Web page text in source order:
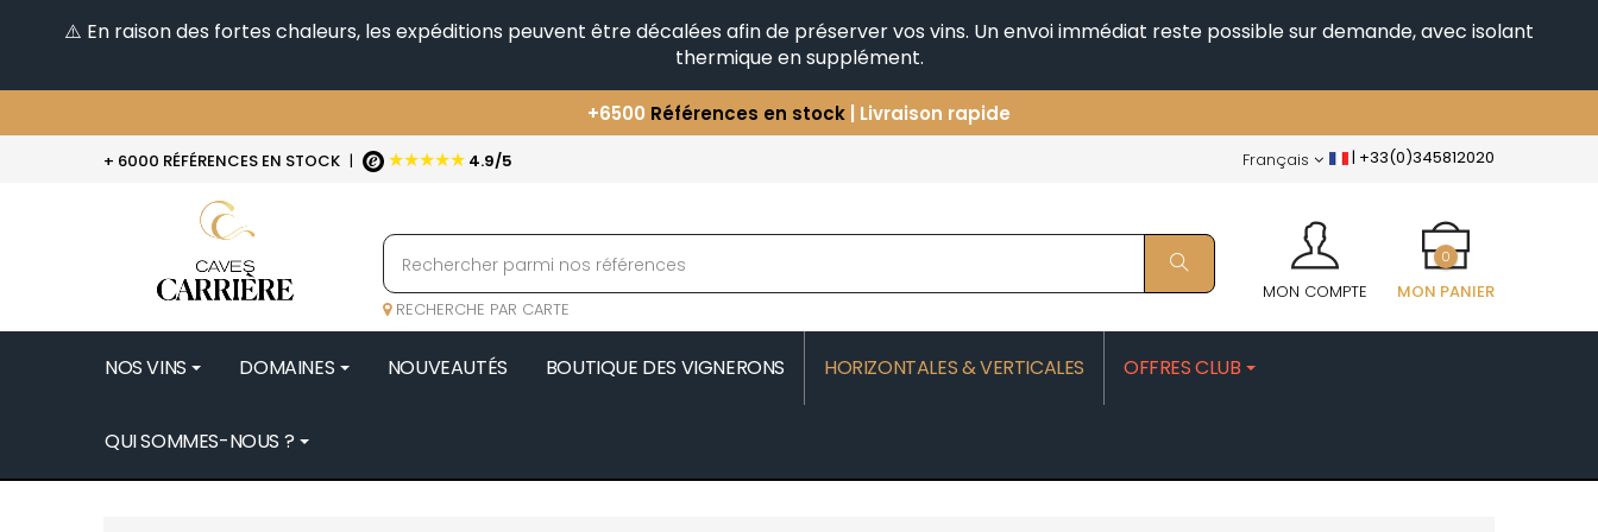
⚠️ En raison des fortes chaleurs, les expéditions peuvent être décalées afin de préserver vos vins. Un envoi immédiat reste possible sur demande, avec isolant
thermique en supplément.
+6500 Références en stock | Livraison rapide
Vous avez une question ?+33(0)345812020
+ 6000 RÉFÉRENCES EN STOCK | ★★★★★ 4.9/5 | +33(0)345812020
Français
RECHERCHE PAR CARTE
MON COMPTE MON PANIER
0
NOS VINS DOMAINES NOUVEAUTÉS BOUTIQUE DES VIGNERONS HORIZONTALES & VERTICALES OFFRES CLUB
QUI SOMMES-NOUS ?